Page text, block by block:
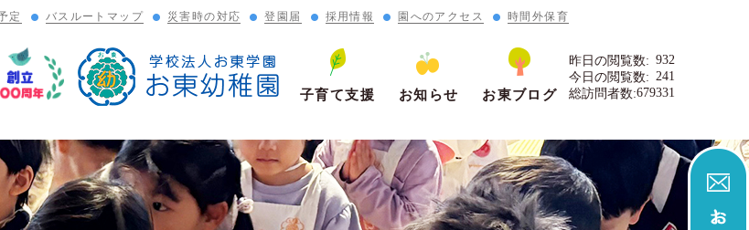
定 バスルートマップ 災害時の対応 登園届 採用情報 園へのアクセス 時間外保育
子育て支援 お知らせ お東ブログ
932
昨日の閲覧数:
241
今日の閲覧数:
679331
総訪問者数: